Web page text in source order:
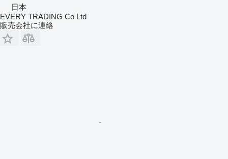
日本
EVERY TRADING Co Ltd
販売会社に連絡